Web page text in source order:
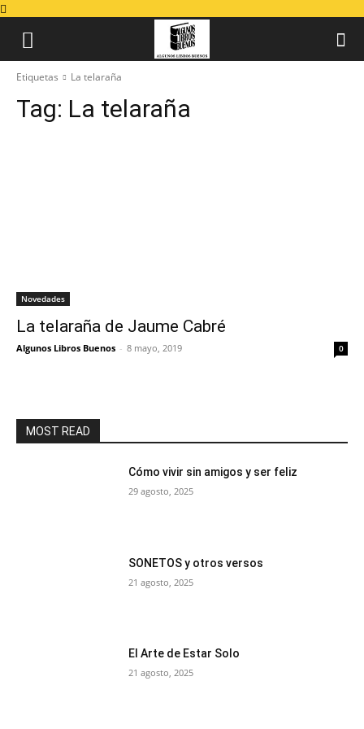
Etiquetas La telaraña
Tag: La telaraña
Novedades
La telaraña de Jaume Cabré
Algunos Libros Buenos - 8 mayo, 2019 0
MOST READ
Cómo vivir sin amigos y ser feliz
29 agosto, 2025
SONETOS y otros versos
21 agosto, 2025
El Arte de Estar Solo
21 agosto, 2025